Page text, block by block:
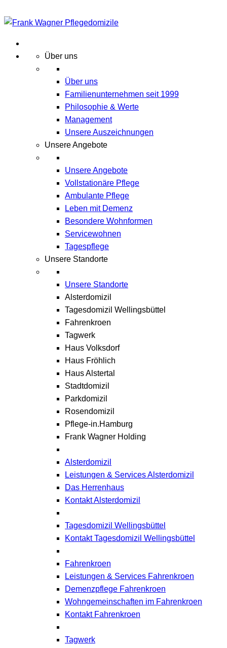
Über uns
Über uns
Familienunternehmen seit 1999
Philosophie & Werte
Management
Unsere Auszeichnungen
Unsere Angebote
Unsere Angebote
Vollstationäre Pflege
Ambulante Pflege
Leben mit Demenz
Besondere Wohnformen
Servicewohnen
Tagespflege
Unsere Standorte
Unsere Standorte
Alsterdomizil
Tagesdomizil Wellingsbüttel
Fahrenkroen
Tagwerk
Haus Volksdorf
Haus Fröhlich
Haus Alstertal
Stadtdomizil
Parkdomizil
Rosendomizil
Pflege-in.Hamburg
Frank Wagner Holding
Alsterdomizil
Leistungen & Services Alsterdomizil
Das Herrenhaus
Kontakt Alsterdomizil
Tagesdomizil Wellingsbüttel
Kontakt Tagesdomizil Wellingsbüttel
Fahrenkroen
Leistungen & Services Fahrenkroen
Demenzpflege Fahrenkroen
Wohngemeinschaften im Fahrenkroen
Kontakt Fahrenkroen
Tagwerk